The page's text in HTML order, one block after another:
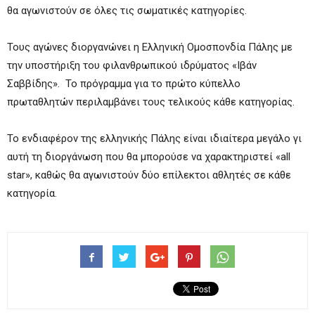
θα αγωνιστούν σε όλες τις σωματικές κατηγορίες.
Τους αγώνες διοργανώνει η Ελληνική Ομοσπονδία Πάλης με
την υποστήριξη του φιλανθρωπικού ιδρύματος «Ιβάν
Σαββίδης». Το πρόγραμμα για το πρώτο κύπελλο
πρωταθλητών περιλαμβάνει τους τελικούς κάθε κατηγορίας.
Το ενδιαφέρον της ελληνικής Πάλης είναι ιδιαίτερα μεγάλο γι
αυτή τη διοργάνωση που θα μπορούσε να χαρακτηριστεί «all
star», καθώς θα αγωνιστούν δύο επίλεκτοι αθλητές σε κάθε
κατηγορία.